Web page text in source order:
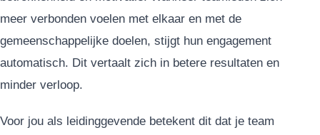
meer verbonden voelen met elkaar en met de
gemeenschappelijke doelen, stijgt hun engagement
automatisch. Dit vertaalt zich in betere resultaten en
minder verloop.
Voor jou als leidinggevende betekent dit dat je team